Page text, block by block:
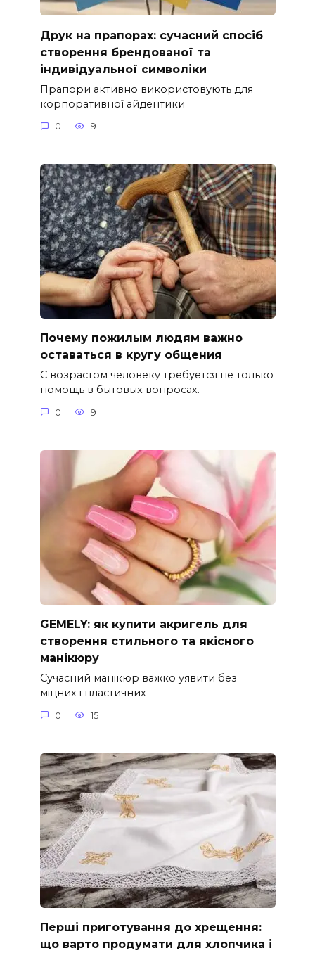
Друк на прапорах: сучасний спосіб
створення брендованої та
індивідуальної символіки
Прапори активно використовують для
корпоративної айдентики
0 9
Почему пожилым людям важно
оставаться в кругу общения
С возрастом человеку требуется не только
помощь в бытовых вопросах.
0 9
GEMELY: як купити акригель для
створення стильного та якісного
манікюру
Сучасний манікюр важко уявити без
міцних і пластичних
0 15
Перші приготування до хрещення:
що варто продумати для хлопчика і